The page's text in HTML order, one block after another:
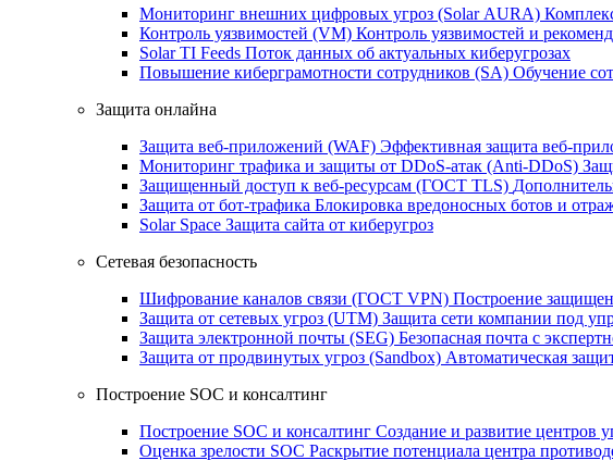
Мониторинг внешних цифровых угроз (Solar AURA)
Контроль уязвимостей (VM) Контроль уязвимостей и
Solar TI Feeds Поток данных об актуальных киберугрозах
Повышение киберграмотности сотрудников (SA) Обучение
Защита онлайна
Защита веб-приложений (WAF) Эффективная защита веб-
Мониторинг трафика и защиты от DDoS‑атак (Anti‑DDoS)
Защищенный доступ к веб-ресурсам (ГОСТ TLS)
Защита от бот‑трафика Блокировка вредоносных ботов и
Solar Space Защита сайта от киберугроз
Сетевая безопасность
Шифрование каналов связи (ГОСТ VPN) Построение
Защита от сетевых угроз (UTM) Защита сети компании под
Защита электронной почты (SEG) Безопасная почта с
Защита от продвинутых угроз (Sandbox) Автоматическая
Построение SOC и консалтинг
Построение SOC и консалтинг Создание и развитие центров
Оценка зрелости SOC Раскрытие потенциала центра